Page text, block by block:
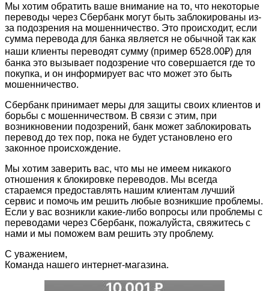
Мы хотим обратить ваше внимание на то, что некоторые
переводы через Сбербанк могут быть заблокированы из-
за подозрения на мошенничество. Это происходит, если
сумма перевода для банка является не обычной так как
наши клиенты переводят сумму (пример 6528.00₽) для
банка это вызывает подозрение что совершается где то
покупка, и он информирует вас что может это быть
мошенничество.
Сбербанк принимает меры для защиты своих клиентов и
борьбы с мошенничеством. В связи с этим, при
возникновении подозрений, банк может заблокировать
перевод до тех пор, пока не будет установлено его
законное происхождение.
Мы хотим заверить вас, что мы не имеем никакого
отношения к блокировке переводов. Мы всегда
стараемся предоставлять нашим клиентам лучший
сервис и помочь им решить любые возникшие проблемы.
Если у вас возникли какие-либо вопросы или проблемы с
переводами через Сбербанк, пожалуйста, свяжитесь с
нами и мы поможем вам решить эту проблему.
С уважением,
Команда нашего интернет-магазина.